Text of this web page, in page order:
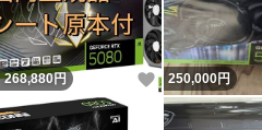
268,880円 いいね！
250,000円